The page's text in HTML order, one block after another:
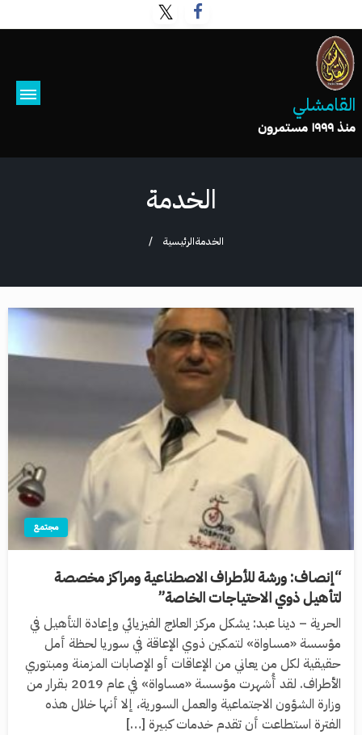
القامشلي
منذ ١٩٩٩ مستمرون
الخدمة
الرئيسيةالخدمة
مجتمع
“إنصاف: ورشة للأطراف الاصطناعية ومراكز مخصصة
لتأهيل ذوي الاحتياجات الخاصة”
الحرية – دينا عبد: يشكل مركز العلاج الفيزيائي وإعادة التأهيل في
مؤسسة «مساواة» لتمكين ذوي الإعاقة في سوريا لحظة أمل
حقيقية لكل من يعاني من الإعاقات أو الإصابات المزمنة ومبتوري
الأطراف. لقد أُشهرت مؤسسة «مساواة» في عام 2019 بقرار من
وزارة الشؤون الاجتماعية والعمل السورية، إلا أنها خلال هذه
الفترة استطاعت أن تقدم خدمات كبيرة […]